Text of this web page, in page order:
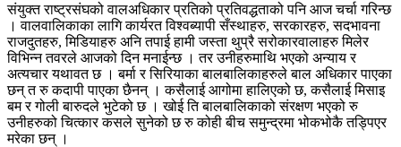
संयुक्त राष्ट्रसंघको वालअधिकार प्रतिको प्रतिवद्धताको पनि आज चर्चा गरिन्छ
। वालवालिकाका लागि कार्यरत विश्वब्यापी सँस्थाहरु, सरकारहरु, सदभावना
राजदुतहरु, मिडियाहरु अनि तपाई हामी जस्ता थुप्रै सरोकारवालाहरु मिलेर
विभिन्न तवरले आजको दिन मनाईन्छ । तर उनीहरुमाथि भएको अन्याय र
अत्यचार यथावत छ । बर्मा र सिरियाका बालबालिकाहरुले बाल अधिकार पाएका
छन् त रु कदापी पाएका छैनन् । कसैलाई आगोमा हालिएको छ, कसैलाई मिसाइ
बम र गोली बारुदले भुटेको छ । खोई ति बालबालिकाको संरक्षण भएको रु
उनीहरुको चित्कार कसले सुनेको छ रु कोही बीच समुन्द्रमा भोकभोकै तड्पिएर
मरेका छन् ।